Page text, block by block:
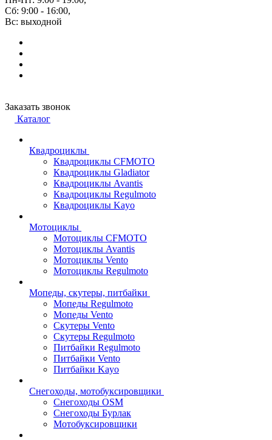
Сб: 9:00 - 16:00,
Вс: выходной
Заказать звонок
Каталог
Квадроциклы
Квадроциклы CFMOTO
Квадроциклы Gladiator
Квадроциклы Avantis
Квадроциклы Regulmoto
Квадроциклы Kayo
Мотоциклы
Мотоциклы CFMOTO
Мотоциклы Avantis
Мотоциклы Vento
Мотоциклы Regulmoto
Мопеды, скутеры, питбайки
Мопеды Regulmoto
Мопеды Vento
Скутеры Vento
Скутеры Regulmoto
Питбайки Regulmoto
Питбайки Vento
Питбайки Kayo
Снегоходы, мотобуксировщики
Снегоходы OSM
Снегоходы Бурлак
Мотобуксировщики